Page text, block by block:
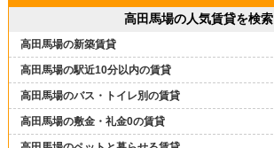
高田馬場の人気賃貸を検索
高田馬場の新築賃貸
高田馬場の駅近10分以内の賃貸
高田馬場のバス・トイレ別の賃貸
高田馬場の敷金・礼金0の賃貸